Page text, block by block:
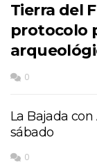
Tierra del
protocolo
0
La Bajada
sábado
0